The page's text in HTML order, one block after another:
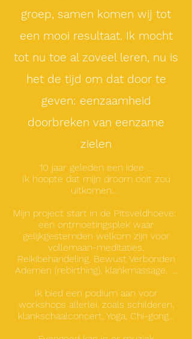
groep, samen komen wij tot
een mooi resultaat. Ik mocht
tot nu toe al zoveel leren, nu is
het de tijd om dat door te
geven: eenzaamheid
doorbreken van eenzame
zielen
10 jaar geleden een idee …
Ik hoopte dat mijn droom ooit zou
uitkomen....
Mijn project start in de Pitsveldhoeve:
een ontmoetingsplek waar
gelijkgestemden welkom zijn voor
vollemaan-meditaties,
Reikibehandeling, Bewust Verbonden
Ademen (rebirthing), klankmassage, ....
Ik bied een podium aan voor
workshops allerlei, zoals schilderen,
klankschaalconcert, Yoga, Chi-gong...